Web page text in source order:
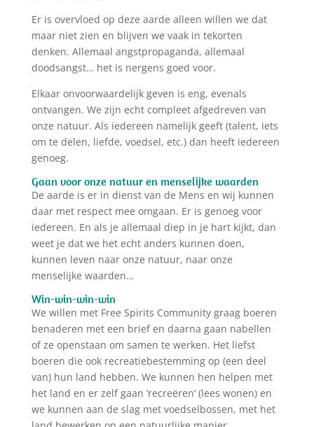
Er is overvloed op deze aarde alleen willen we dat
maar niet zien en blijven we vaak in tekorten
denken. Allemaal angstpropaganda, allemaal
doodsangst… het is nergens goed voor.
Elkaar onvoorwaardelijk geven is eng, evenals
ontvangen. We zijn echt compleet afgedreven van
onze natuur. Als iedereen namelijk geeft (talent, iets
om te delen, liefde, voedsel, etc.) dan heeft iedereen
genoeg.
Gaan voor onze natuur en menselijke waarden
De aarde is er in dienst van de Mens en wij kunnen
daar met respect mee omgaan. Er is genoeg voor
iedereen. En als je allemaal diep in je hart kijkt, dan
weet je dat we het echt anders kunnen doen,
kunnen leven naar onze natuur, naar onze
menselijke waarden…
Win-win-win-win
We willen met Free Spirits Community graag boeren
benaderen met een brief en daarna gaan nabellen
of ze openstaan om samen te werken. Het liefst
boeren die ook recreatiebestemming op (een deel
van) hun land hebben. We kunnen hen helpen met
het land en er zelf gaan ‘recreëren’ (lees wonen) en
we kunnen aan de slag met voedselbossen, met het